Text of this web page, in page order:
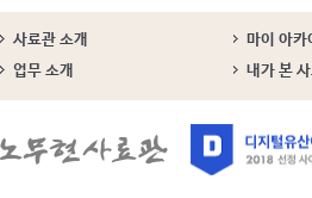
사료관 소개 마이 아카
업무 소개
내가 본